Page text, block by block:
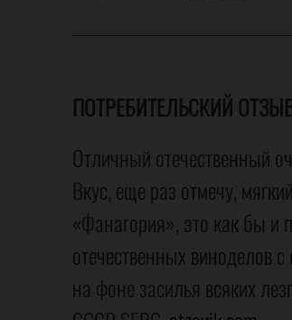
ПОТРЕБИТЕЛЬСКИЙ
Отличный отечественный
Вкус, еще раз отмечу,
«Фанагория», это как бы и
отечественных виноделов
на фоне засилья всяких